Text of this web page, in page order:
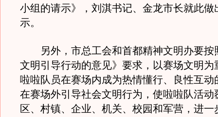
小组的请示》，刘淇书记、金龙市长就此做
示。
另外，市总工会和首都精神文明办要按
文明引导行动的意见》要求，以赛场文明为
啦啦队员在赛场内成为热情懂行、良性互动
在赛场外引导社会文明行为，使啦啦队活动
区、村镇、企业、机关、校园和军营，进一